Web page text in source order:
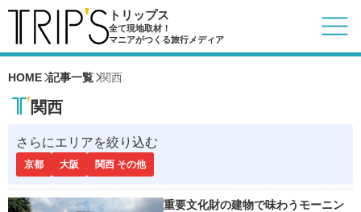
トリップス
全て現地取材！
マニアがつくる旅行メディア
HOME 記事一覧 関西
関西
さらにエリアを絞り込む
京都 大阪 関西 その他
重要文化財の建物で味わうモーニン